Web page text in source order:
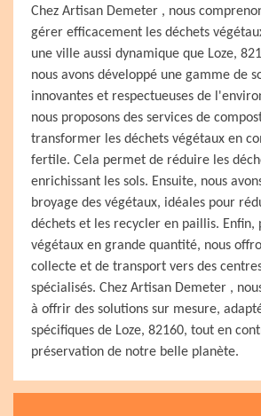
Chez Artisan Demeter , nous
gérer efficacement les déchets
une ville aussi dynamique que Loze,
nous avons développé une gamme de
innovantes et respectueuses de
nous proposons des services de
transformer les déchets végétaux en
fertile. Cela permet de réduire les
enrichissant les sols. Ensuite, nous
broyage des végétaux, idéales pour
déchets et les recycler en paillis. Enfin,
végétaux en grande quantité, nous
collecte et de transport vers des
spécialisés. Chez Artisan Demeter ,
à offrir des solutions sur mesure,
spécifiques de Loze, 82160, tout en
préservation de notre belle planète.